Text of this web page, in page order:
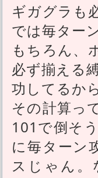
ギガグラも
では毎ター
もちろん、
必ず揃える
功してるか
その計算っ
101で倒そ
に毎ターン
スじゃん